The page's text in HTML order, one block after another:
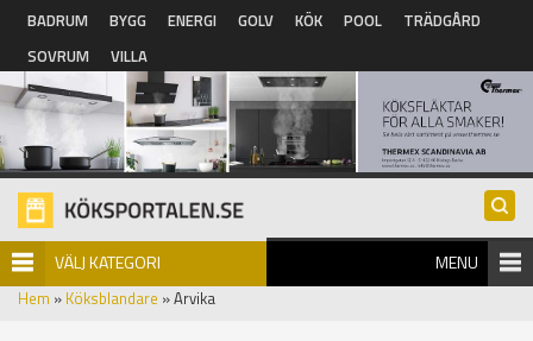
Hoppa till huvudinnehåll
BADRUM BYGG ENERGI GOLV KÖK POOL
TRÄDGÅRD
SOVRUM
VILLA
VÄLJ KATEGORI MENU
Hem » Köksblandare » Arvika